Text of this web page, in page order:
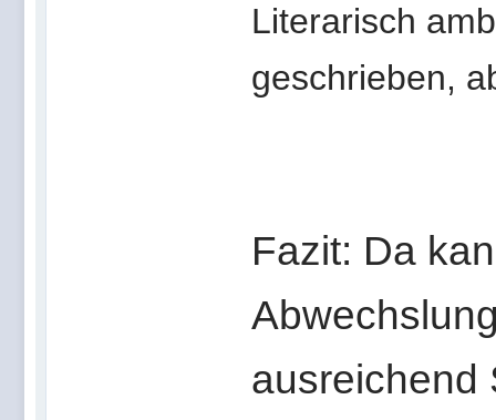
Literarisch
geschrieben,
Fazit: Da
ausreichend